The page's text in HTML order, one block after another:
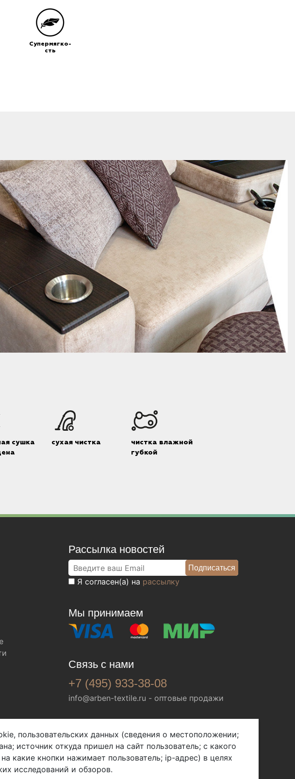
Супермягко-
сть
сушка
сухая чистка
чистка влажной
губкой
Рассылка новостей
Я согласен(а) на рассылку
Мы принимаем
Связь с нами
+7 (495) 933-38-08
info@arben-textile.ru - оптовые продажи
пользовательских данных (сведения о местоположении;
источник откуда пришел на сайт пользователь; с какого
какие кнопки нажимает пользователь; ip-адрес) в целях
исследований и обзоров.